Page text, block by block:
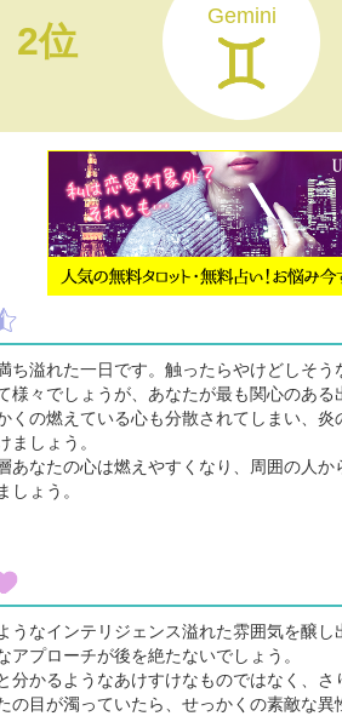
2位
Gemini
溢れた一日です。触ったらやけどしそう
々でしょうが、あなたが最も関心のあ
くの燃えている心も分散されてしまい、
ましょう。
なたの心は燃えやすくなり、周囲の人
ょう。
なインテリジェンス溢れた雰囲気を醸
プローチが後を絶たないでしょう。
かるようなあけすけなものではなく、
の目が濁っていたら、せっかくの素敵な異